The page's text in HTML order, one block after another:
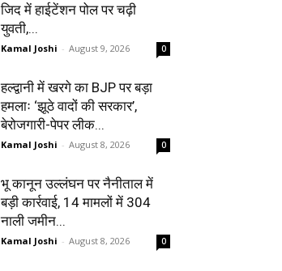
जिद में हाईटेंशन पोल पर चढ़ी
युवती,...
Kamal Joshi - August 9, 2026 0
हल्द्वानी में खरगे का BJP पर बड़ा
हमलाः ‘झूठे वादों की सरकार’,
बेरोजगारी-पेपर लीक...
Kamal Joshi - August 8, 2026 0
भू कानून उल्लंघन पर नैनीताल में
बड़ी कार्रवाई, 14 मामलों में 304
नाली जमीन...
Kamal Joshi - August 8, 2026 0